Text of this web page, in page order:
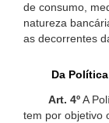
de consumo,
natureza
as decorrentes
Da
Art. 4ºA
tem por objetivo